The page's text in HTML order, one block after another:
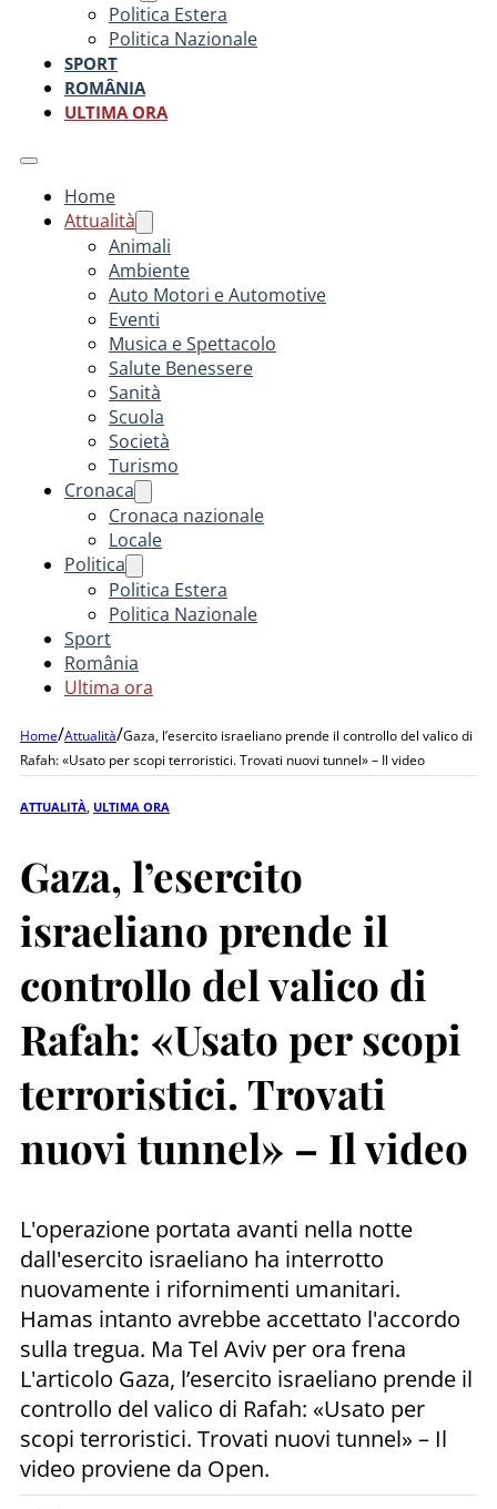
Politica Estera
Politica Nazionale
SPORT
ROMÂNIA
ULTIMA ORA
Home
Attualità
Animali
Ambiente
Auto Motori e Automotive
Eventi
Musica e Spettacolo
Salute Benessere
Sanità
Scuola
Società
Turismo
Cronaca
Cronaca nazionale
Locale
Politica
Politica Estera
Politica Nazionale
Sport
România
Ultima ora
Home/Attualità/Gaza, l’esercito israeliano prende il controllo del valico di
Rafah: «Usato per scopi terroristici. Trovati nuovi tunnel» – Il video
ATTUALITÀ ULTIMA ORA
Gaza, l’esercito
israeliano prende il
controllo del valico di
Rafah: «Usato per scopi
terroristici. Trovati
nuovi tunnel» – Il video
L'operazione portata avanti nella notte
dall'esercito israeliano ha interrotto
nuovamente i rifornimenti umanitari.
Hamas intanto avrebbe accettato l'accordo
sulla tregua. Ma Tel Aviv per ora frena
L'articolo Gaza, l’esercito israeliano prende il
controllo del valico di Rafah: «Usato per
scopi terroristici. Trovati nuovi tunnel» – Il
video proviene da Open.